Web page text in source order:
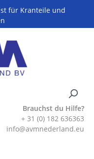
für Kranteile und
Brauchst du Hilfe?
+ 31 (0) 182 636363
info@avmnederland.eu